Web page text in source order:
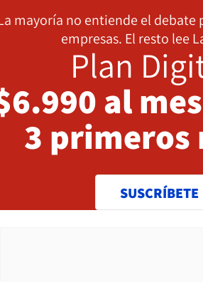
mayoría no entiende el debate
empresas. El resto lee
Plan
al
3 primeros
SUSCRÍBETE